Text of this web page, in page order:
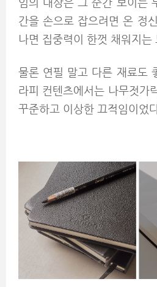
임의 대상은 그 순간 보이는
간을 손으로 잡으려면 온 정
나면 집중력이 한껏 채워지는
물론 연필 말고 다른 재료도
라피 컨텐츠에서는 나무젓가
꾸준하고 이상한 끄적임이었